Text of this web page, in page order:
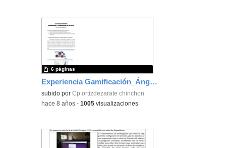
Experiencia Gamificación_Ángel Tejero
subido porCp ortizdezarate chinchon
6 páginas
-hace 8 años -1005 visualizaciones